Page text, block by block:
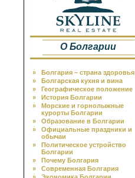
О Болгарии
»
Болгария – страна здоровья
»
Болгарская кухня и вина
»
Географическое положение
»
История Болгарии
»
Морские и горнолыжные
курорты Болгарии
»
Образование в Болгарии
»
Официальные праздники и
обычаи
»
Политическое устройство
Болгарии
»
Почему Болгария
»
Современная Болгария